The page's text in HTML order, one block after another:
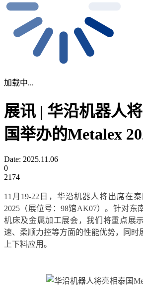
加载中...
展讯 | 华沿机器人
国举办的Metalex
Date: 2025.11.06
0
2174
11月19-22日，华沿机器人将出席在泰
2025（展位号：98馆AK07）。针对东
机床及金属加工展会，我们将重点展
速、柔顺力控等方面的性能优势，同时
上下料应用。